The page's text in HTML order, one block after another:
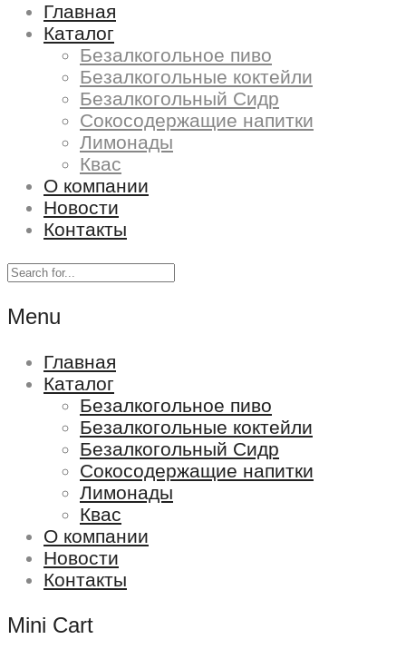
Главная
Каталог
Безалкогольное пиво
Безалкогольные коктейли
Безалкогольный Сидр
Сокосодержащие напитки
Лимонады
Квас
О компании
Новости
Контакты
Menu
Главная
Каталог
Безалкогольное пиво
Безалкогольные коктейли
Безалкогольный Сидр
Сокосодержащие напитки
Лимонады
Квас
О компании
Новости
Контакты
Mini Cart